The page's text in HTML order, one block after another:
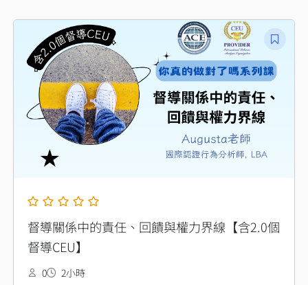
督導關係中的責任、回饋與權力界線【含2.0個
督導CEU】
0 2小時